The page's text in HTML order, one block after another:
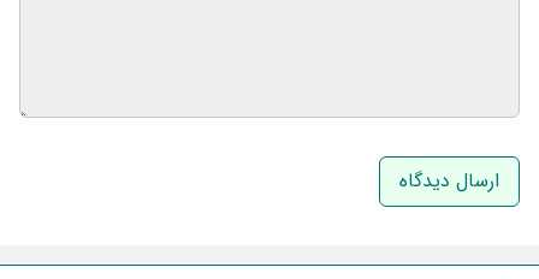
نام و نام خانوادگی